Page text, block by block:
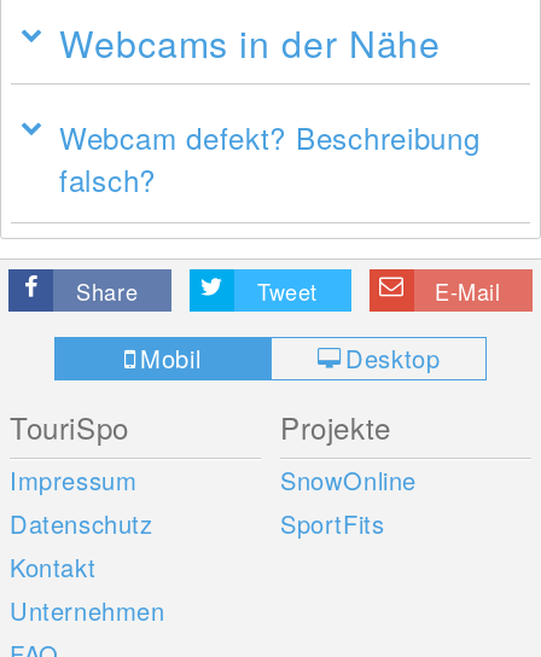
Webcams in der Nähe
Webcam defekt? Beschreibung
falsch?
Share Tweet E-Mail
Mobil Desktop
TouriSpo
Impressum
Datenschutz
Kontakt
Unternehmen
Projekte
SnowOnline
SportFits